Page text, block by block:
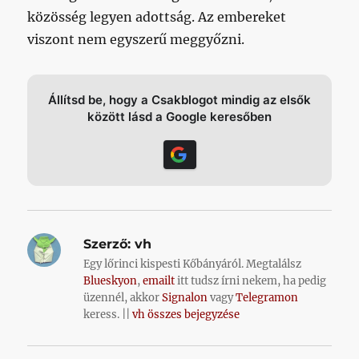
közösség legyen adottság. Az embereket
viszont nem egyszerű meggyőzni.
Állítsd be, hogy a Csakblogot mindig az elsők
között lásd a Google keresőben
Szerző: vh
Egy lőrinci kispesti Kőbányáról. Megtalálsz
Blueskyon,emailtitt tudsz írni nekem, ha pedig
üzennél, akkorSignalonvagyTelegramon
keress. ||vh összes bejegyzése